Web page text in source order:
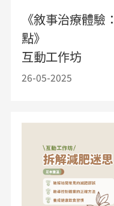
《敘事治療體驗
點》
互動工作坊
26-05-2025